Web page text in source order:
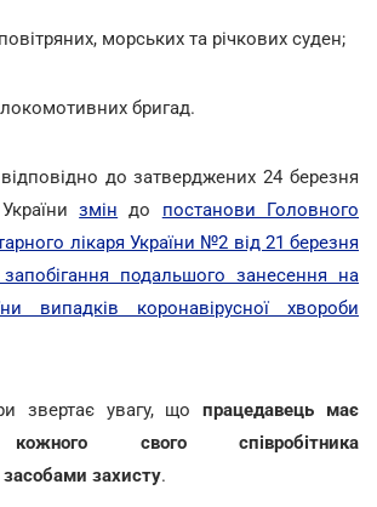
морських та річкових суден;
бригад.
до затверджених 24 березня
змін до постанови Головного
лікаря України №2 від 21 березня
подальшого занесення на
випадків коронавірусної хвороби
звертає увагу, щопрацедавець має
кожного свого співробітника
засобами захисту.